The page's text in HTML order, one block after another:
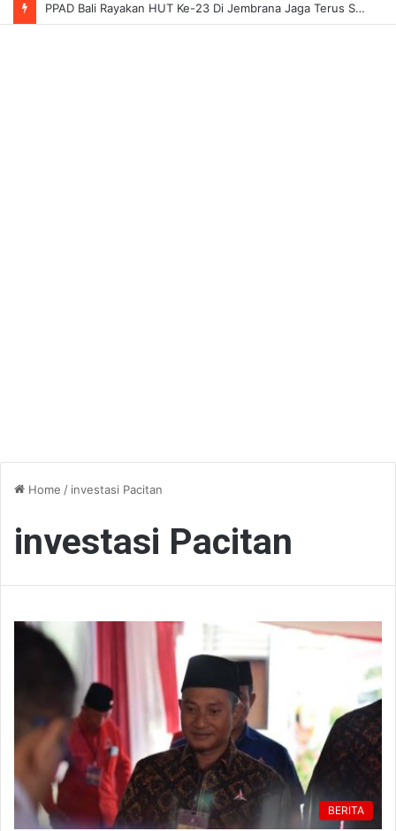
PPAD Bali Rayakan HUT Ke-23 Di Jembrana Jaga Terus Semangat Karya Bhakti Purnawirawan Dorong Sinergi Untuk Bangsa Dan Negara
Home / investasi Pacitan
investasi Pacitan
BERITA